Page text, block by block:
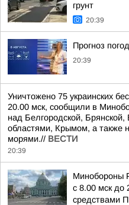
грунт
20:39
Прогноз
20:39
Уничтожено 75 украинских
20.00 мск, сообщили в
над Белгородской, Брянской,
областями, Крымом, а также
морями.// ВЕСТИ
20:39
Минобороны
с 8.00 мск до
средствами